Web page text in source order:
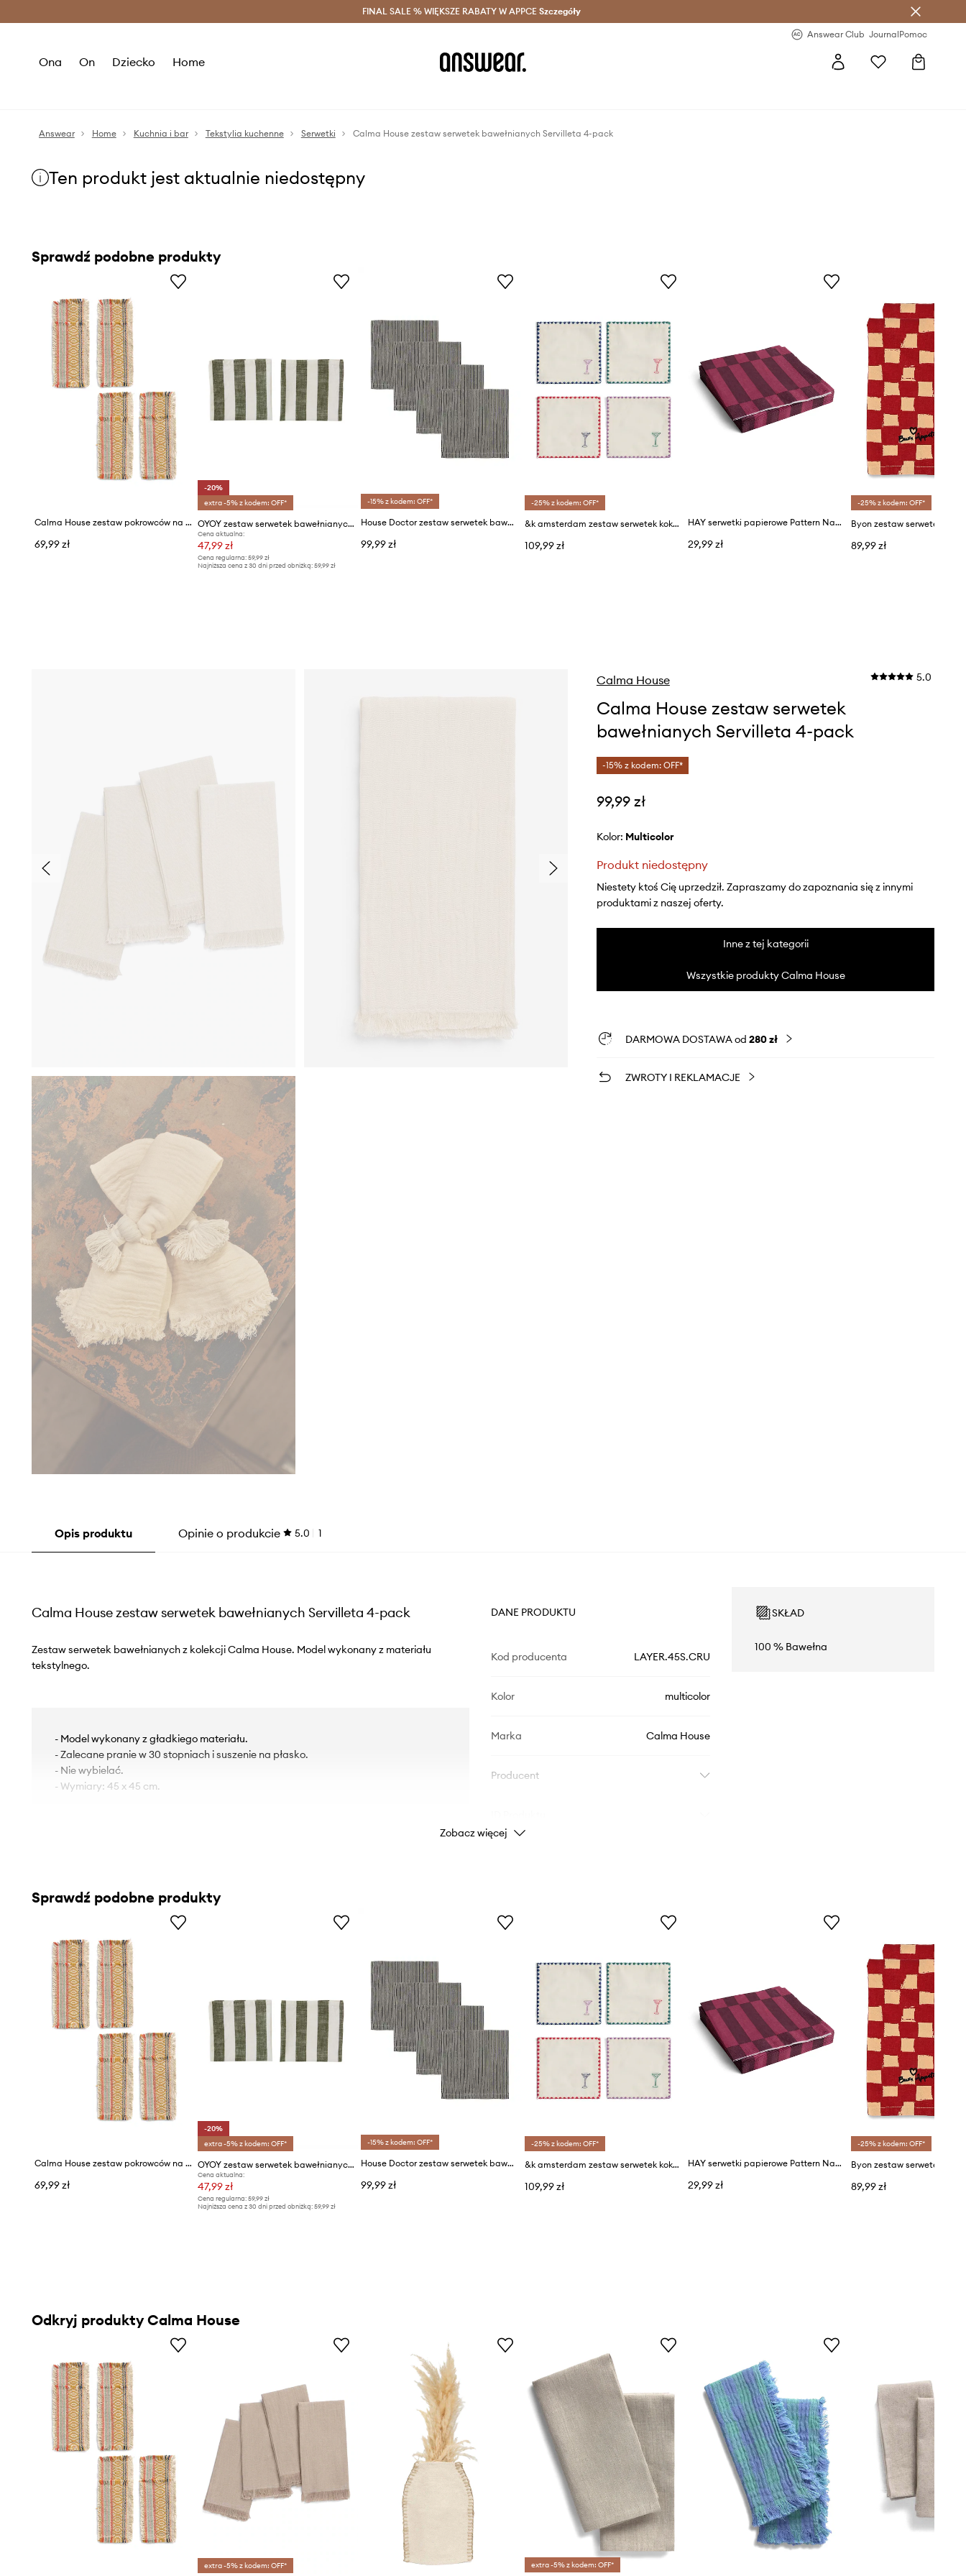
Oszczędzaj z Answear Club > Dostawa nawet w 24h >
FINAL SALE % WIĘKSZE RABATY W APPCE Szczegóły
Answear Club JournalPomoc
Ona On Dziecko Home
Answear Home Kuchnia i bar Tekstylia kuchenne Serwetki Calma House zestaw serwetek bawełnianych Servilleta 4-pack
Ten produkt jest aktualnie niedostępny
Sprawdź podobne produkty
Calma House zestaw pokrowców na sztućce 4-pack 21 x 8 cm
69,99 zł
-20%
extra -5% z kodem: OFF*
OYOY zestaw serwetek bawełnianych Striped Napkin 2-pack
Cena aktualna:
47,99 zł
Cena regularna:59,99 zł
Najniższa cena z 30 dni przed obniżką:59,99 zł
-15% z kodem: OFF*
House Doctor zestaw serwetek bawełnianych HDBlock 40 x 40 cm 4-pack
99,99 zł
-25% z kodem: OFF*
&k amsterdam zestaw serwetek koktajlowych Napkin Cocktail Zigzag 4-pack
109,99 zł
HAY serwetki papierowe Pattern Napkins 20-pack
29,99 zł
-25% z kodem: OFF*
Byon zestaw serwetek
89,99 zł
Calma House 5.0
Calma House zestaw serwetek
bawełnianych Servilleta 4-pack
-15% z kodem: OFF*
99,99 zł
Kolor: multicolor
Produkt niedostępny
Niestety ktoś Cię uprzedził. Zapraszamy do zapoznania się z innymi
produktami z naszej oferty.
Inne z tej kategorii
Wszystkie produkty Calma House
DARMOWA DOSTAWA od 280 zł
ZWROTY I REKLAMACJE
Opis produktu Opinie o produkcie 5.0 1
Calma House zestaw serwetek bawełnianych Servilleta 4-pack
Zestaw serwetek bawełnianych z kolekcji Calma House. Model wykonany z materiału
tekstylnego.
- Model wykonany z gładkiego materiału.
- Zalecane pranie w 30 stopniach i suszenie na płasko.
- Nie wybielać.
- Wymiary: 45 x 45 cm.
DANE PRODUKTU
Kod producenta LAYER.45S.CRU
Kolor multicolor
Marka Calma House
Producent
SKŁAD
100 % Bawełna
Zobacz więcej
Sprawdź podobne produkty
Calma House zestaw pokrowców na sztućce 4-pack 21 x 8 cm
69,99 zł
-20%
extra -5% z kodem: OFF*
OYOY zestaw serwetek bawełnianych Striped Napkin 2-pack
Cena aktualna:
47,99 zł
Cena regularna:59,99 zł
Najniższa cena z 30 dni przed obniżką:59,99 zł
-15% z kodem: OFF*
House Doctor zestaw serwetek bawełnianych HDBlock 40 x 40 cm 4-pack
99,99 zł
-25% z kodem: OFF*
&k amsterdam zestaw serwetek koktajlowych Napkin Cocktail Zigzag 4-pack
109,99 zł
HAY serwetki papierowe Pattern Napkins 20-pack
29,99 zł
-25% z kodem: OFF*
Byon zestaw serwetek
89,99 zł
Odkryj produkty Calma House
extra -5% z kodem: OFF* extra -5% z kodem: OFF*